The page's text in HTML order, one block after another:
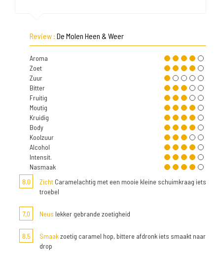
Review : De Molen Heen & Weer
Aroma
Zoet
Zuur
Bitter
Fruitig
Moutig
Kruidig
Body
Koolzuur
Alcohol
Intensit.
Nasmaak
8,0
Zicht Caramelachtig met een mooie kleine schuimkraag iets
troebel
7,0 Neus lekker gebrande zoetigheid
8,5 Smaakzoetig caramel hop, bittere afdronk iets smaakt naar
drop